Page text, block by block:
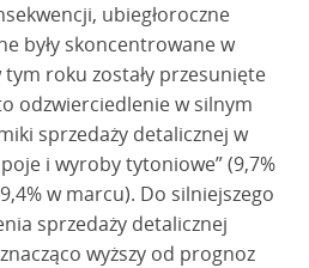
ubiegłoroczne
były skoncentrowane w
roku zostały przesunięte
odzwierciedlenie w silnym
sprzedaży detalicznej w
i wyroby tytoniowe” (9,7%
w marcu). Do silniejszego
sprzedaży detalicznej
wyższy od prognoz